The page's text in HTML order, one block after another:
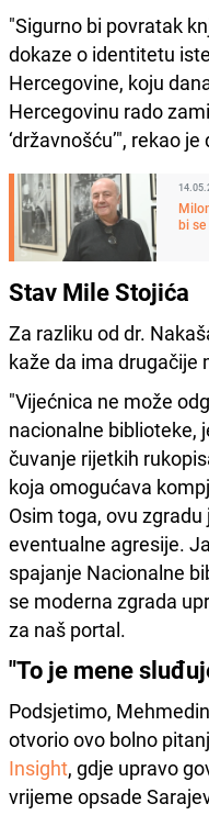
"Sigurno bi povratak
dokaze o identitetu
Hercegovine, koju
Hercegovinu rado
‘državnošću’", rekao
bi
Stav Mile Stojića
Za razliku od dr.
kaže da ima drugačije
"Vijećnica ne može
nacionalne biblioteke,
čuvanje rijetkih
koja omogućava
Osim toga, ovu
eventualne agresije.
spajanje Nacionalne
se moderna zgrada
za naš portal.
"To je mene
Podsjetimo,
otvorio ovo bolno
Insight, gdje upravo
vrijeme opsade